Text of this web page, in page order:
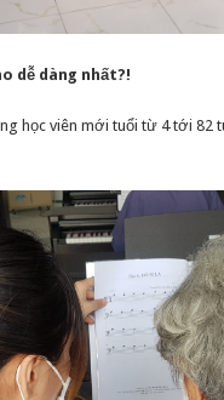
dễ dàng nhất?!
học viên mới tuổi từ 4 tới 82